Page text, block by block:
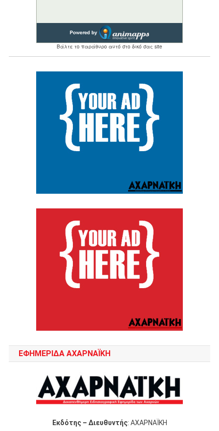
ΕΦΗΜΕΡΙΔΑ ΑΧΑΡΝΑΪΚΗ
Εκδότης – Διευθυντής: ΑΧΑΡΝΑΪΚΗ